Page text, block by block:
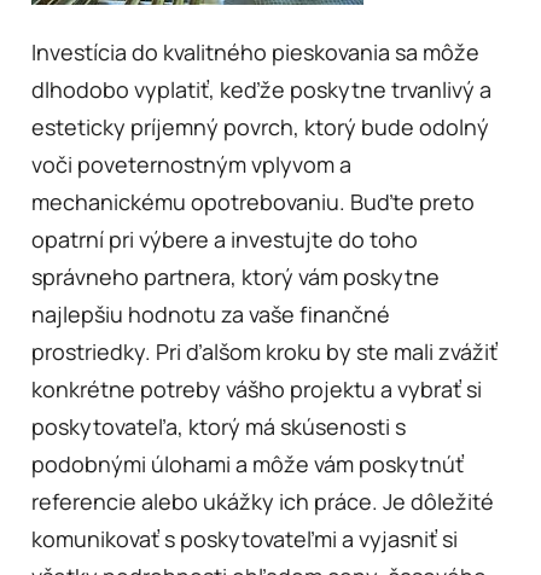
Investícia do kvalitného pieskovania sa môže
dlhodobo vyplatiť, keďže poskytne trvanlivý a
esteticky príjemný povrch, ktorý bude odolný
voči poveternostným vplyvom a
mechanickému opotrebovaniu. Buďte preto
opatrní pri výbere a investujte do toho
správneho partnera, ktorý vám poskytne
najlepšiu hodnotu za vaše finančné
prostriedky. Pri ďalšom kroku by ste mali zvážiť
konkrétne potreby vášho projektu a vybrať si
poskytovateľa, ktorý má skúsenosti s
podobnými úlohami a môže vám poskytnúť
referencie alebo ukážky ich práce. Je dôležité
komunikovať s poskytovateľmi a vyjasniť si